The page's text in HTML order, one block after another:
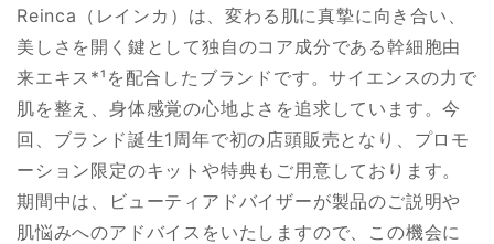
Reinca（レインカ）は、変わる肌に真摯に向き合い、
美しさを開く鍵として独自のコア成分である幹細胞由
来エキス*¹を配合したブランドです。サイエンスの力で
肌を整え、身体感覚の心地よさを追求しています。今
回、ブランド誕生1周年で初の店頭販売となり、プロモ
ーション限定のキットや特典もご用意しております。
期間中は、ビューティアドバイザーが製品のご説明や
肌悩みへのアドバイスをいたしますので、この機会に